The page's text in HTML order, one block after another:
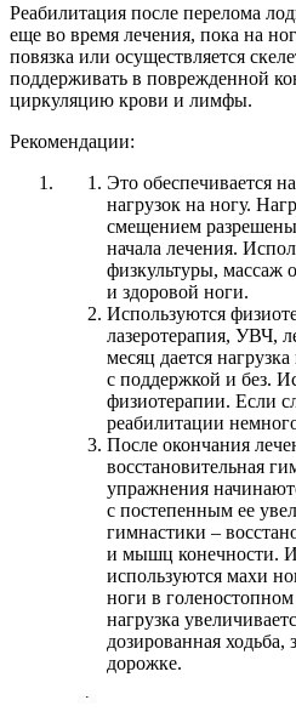
Реабилитация после перелома
еще во время лечения, пока на
повязка или осуществляется
поддерживать в поврежденной
циркуляцию крови и лимфы.
Рекомендации:
Это обеспечивается
нагрузок на ногу.
смещением
начала лечения.
физкультуры, массаж
и здоровой ноги.
Используются
лазеротерапия, УВЧ,
месяц дается
с поддержкой и без.
физиотерапии. Если
реабилитации
После окончания
восстановительная
упражнения
с постепенным ее
гимнастики –
и мышц конечности.
используются махи
ноги в
нагрузка
дозированная ходьба,
дорожке.